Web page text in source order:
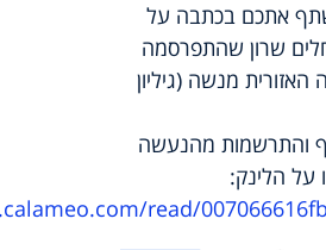
אתכם בכתבה על
שרון שהתפרסמה
האזורית מנשה (גיליון
והתרשמות מהנעשה
על הלינק:
read/